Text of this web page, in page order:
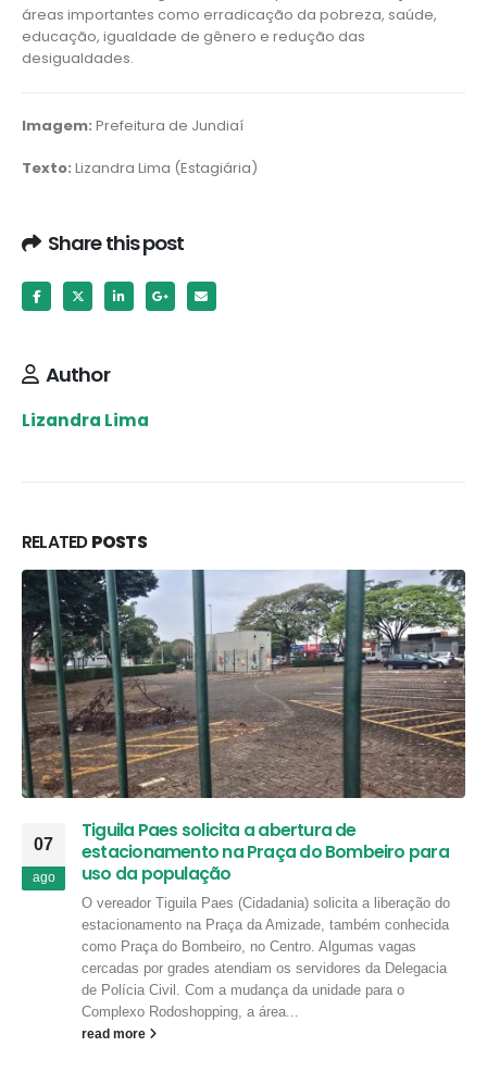
áreas importantes como erradicação da pobreza, saúde,
educação, igualdade de gênero e redução das
desigualdades.
Imagem: Prefeitura de Jundiaí
Texto: Lizandra Lima (Estagiária)
Share this post
Author
Lizandra Lima
RELATEDPOSTS
07
ago
Tiguila Paes solicita a abertura de
estacionamento na Praça do Bombeiro para
uso da população
O vereador Tiguila Paes (Cidadania) solicita a liberação do
estacionamento na Praça da Amizade, também conhecida
como Praça do Bombeiro, no Centro. Algumas vagas
cercadas por grades atendiam os servidores da Delegacia
de Polícia Civil. Com a mudança da unidade para o
Complexo Rodoshopping, a área...
read more